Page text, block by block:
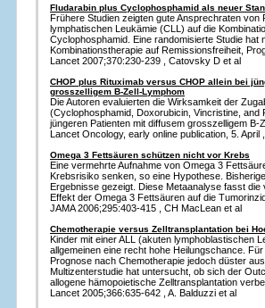
Fludarabin plus Cyclophosphamid als neuer
Frühere Studien zeigten gute Ansprechraten von
lymphatischen Leukämie (CLL) auf die
Cyclophosphamid. Eine randomisierte Studie hat
Kombinationstherapie auf Remissionsfreiheit,
Lancet 2007;370:230-239 , Catovsky D et al
CHOP plus Rituximab versus CHOP allein bei
grosszelligem B-Zell-Lymphom
Die Autoren evaluierten die Wirksamkeit der
(Cyclophosphamid, Doxorubicin, Vincristine, and
jüngeren Patienten mit diffusem grosszelligem B-
Lancet Oncology, early online publication, 5. April
Omega 3 Fettsäuren schützen nicht vor Krebs
Eine vermehrte Aufnahme von Omega 3
Krebsrisiko senken, so eine Hypothese.
Ergebnisse gezeigt. Diese Metaanalyse fasst
Effekt der Omega 3 Fettsäuren auf die
JAMA 2006;295:403-415 , CH MacLean et al
Chemotherapie versus Zelltransplantation bei
Kinder mit einer ALL (akuten lymphoblastischen
allgemeinen eine recht hohe Heilungschance.
Prognose nach Chemotherapie jedoch düster
Multizenterstudie hat untersucht, ob sich der
allogene hämopoietische Zelltransplantation
Lancet 2005;366:635-642 , A. Balduzzi et al